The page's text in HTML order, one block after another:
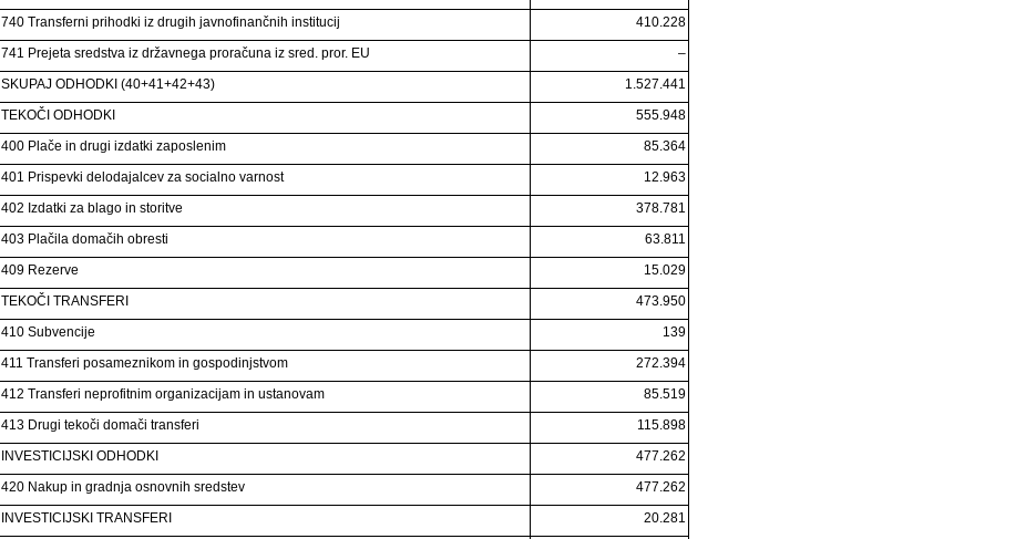
740 Transferni prihodki iz drugih javnofinančnih institucij
410.228
741 Prejeta sredstva iz državnega proračuna iz sred. pror. EU
–
SKUPAJ ODHODKI (40+41+42+43)
1.527.441
TEKOČI ODHODKI
555.948
400 Plače in drugi izdatki zaposlenim
85.364
401 Prispevki delodajalcev za socialno varnost
12.963
402 Izdatki za blago in storitve
378.781
403 Plačila domačih obresti
63.811
409 Rezerve
15.029
TEKOČI TRANSFERI
473.950
410 Subvencije
139
411 Transferi posameznikom in gospodinjstvom
272.394
412 Transferi neprofitnim organizacijam in ustanovam
85.519
413 Drugi tekoči domači transferi
115.898
INVESTICIJSKI ODHODKI
477.262
420 Nakup in gradnja osnovnih sredstev
477.262
INVESTICIJSKI TRANSFERI
20.281